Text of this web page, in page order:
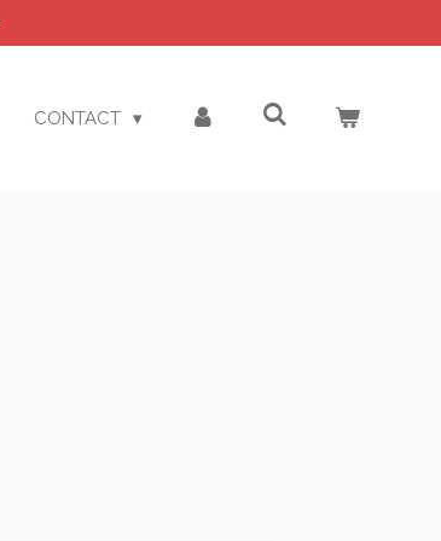
CONTACT